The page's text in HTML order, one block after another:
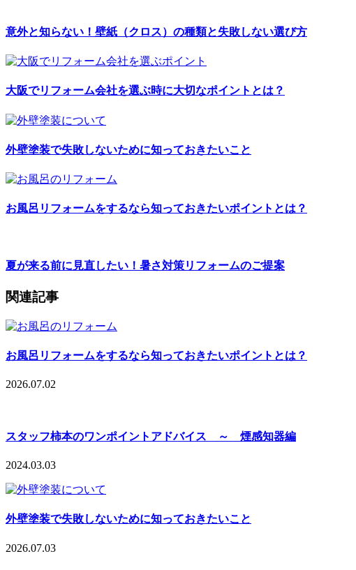
意外と知らない！壁紙（クロス）の種類と失敗しない選び方
大阪でリフォーム会社を選ぶ時に大切なポイントとは？
外壁塗装で失敗しないために知っておきたいこと
お風呂リフォームをするなら知っておきたいポイントとは？
夏が来る前に見直したい！暑さ対策リフォームのご提案
関連記事
お風呂リフォームをするなら知っておきたいポイントとは？
2026.07.02
スタッフ柿本のワンポイントアドバイス ～ 煙感知器編
2024.03.03
外壁塗装で失敗しないために知っておきたいこと
2026.07.03